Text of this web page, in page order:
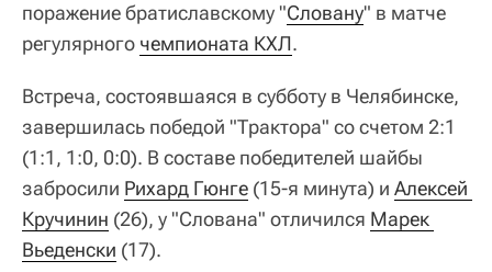
поражение братиславскому "Словану" в матче
регулярного чемпионата КХЛ.
Встреча, состоявшаяся в субботу в Челябинске,
завершилась победой "Трактора" со счетом 2:1
(1:1, 1:0, 0:0). В составе победителей шайбы
забросили Рихард Гюнге (15-я минута) и Алексей
Кручинин (26), у "Слована" отличился Марек
Вьеденски (17).